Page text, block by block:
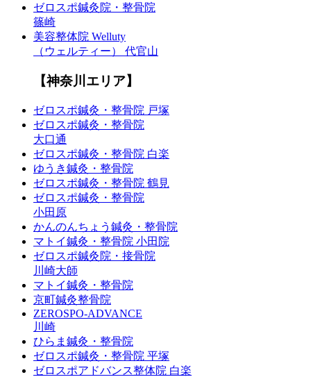
ゼロスポ鍼灸院・整骨院
篠崎
美容整体院 Welluty
（ウェルティー） 代官山
【神奈川エリア】
ゼロスポ鍼灸・整骨院 戸塚
ゼロスポ鍼灸・整骨院
大口通
ゼロスポ鍼灸・整骨院 白楽
ゆうき鍼灸・整骨院
ゼロスポ鍼灸・整骨院 鶴見
ゼロスポ鍼灸・整骨院
小田原
かんのんちょう鍼灸・整骨院
マトイ鍼灸・整骨院 小田院
ゼロスポ鍼灸院・接骨院
川崎大師
マトイ鍼灸・整骨院
京町鍼灸整骨院
ZEROSPO-ADVANCE
川崎
ひらま鍼灸・整骨院
ゼロスポ鍼灸・整骨院 平塚
ゼロスポアドバンス整体院 白楽